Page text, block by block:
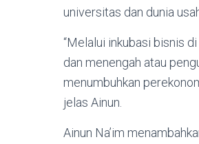
universitas dan dunia
“Melalui inkubasi bisnis
dan menengah atau
menumbuhkan
jelas Ainun.
Ainun Na’im